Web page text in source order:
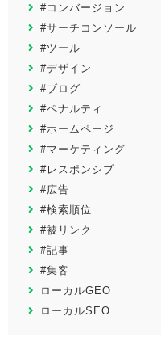
#コンバージョン
#サーチコンソール
#ツール
#デザイン
#ブログ
#ペナルティ
#ホームページ
#マーケティング
#レスポンシブ
#広告
#検索順位
#被リンク
#記事
#集客
ローカルGEO
ローカルSEO